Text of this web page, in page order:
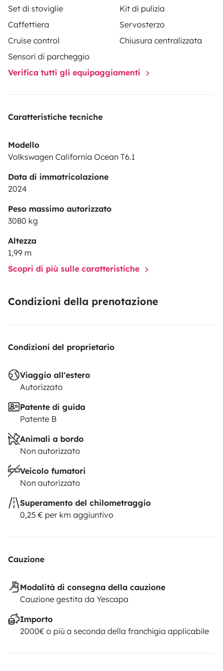
Set di stoviglie
Kit di pulizia
Caffettiera
Servosterzo
Cruise control
Chiusura centralizzata
Sensori di parcheggio
Verifica tutti gli equipaggiamenti
Caratteristiche tecniche
Modello
Volkswagen California Ocean T6.1
Data di immatricolazione
2024
Peso massimo autorizzato
3080 kg
Altezza
1,99 m
Scopri di più sulle caratteristiche
Condizioni della prenotazione
Condizioni del proprietario
Viaggio all'estero
Autorizzato
Patente di guida
Patente B
Animali a bordo
Non autorizzato
Veicolo fumatori
Non autorizzato
Superamento del chilometraggio
0,25 € per km aggiuntivo
Cauzione
Modalità di consegna della cauzione
Cauzione gestita da Yescapa
Importo
2000€ o più a seconda della franchigia applicabile